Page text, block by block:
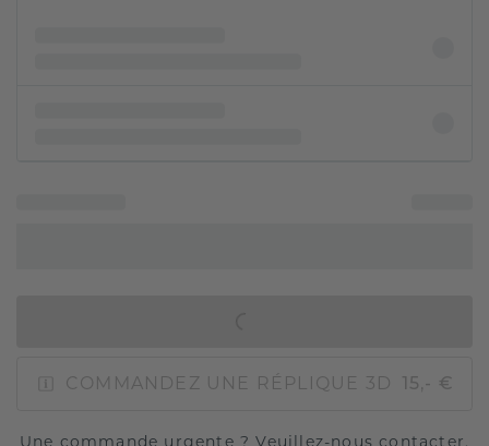
COMMANDEZ UNE RÉPLIQUE 3D 15,- €
Une commande urgente ?Veuillez-nous contacter.